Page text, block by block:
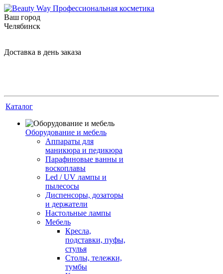
Ваш город
Челябинск
Доставка в день заказа
Каталог
Оборудование и мебель
Аппараты для
маникюра и педикюра
Парафиновые ванны и
воскоплавы
Led / UV лампы и
пылесосы
Диспенсоры, дозаторы
и держатели
Настольные лампы
Мебель
Кресла,
подставки, пуфы,
стулья
Столы, тележки,
тумбы